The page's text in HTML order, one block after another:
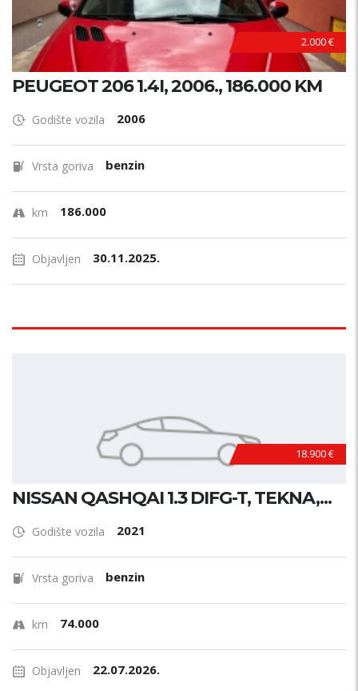
2.000 €
PEUGEOT 206 1.4I, 2006., 186.000 KM
Godište vozila 2006
Vrsta goriva benzin
km 186.000
Objavljen 30.11.2025.
18.900 €
NISSAN QASHQAI 1.3 DIFG-T, TEKNA,...
Godište vozila 2021
Vrsta goriva benzin
km 74.000
Objavljen 22.07.2026.